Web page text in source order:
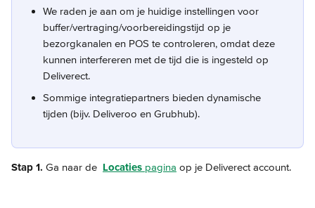
We raden je aan om je huidige instellingen voor
buffer/vertraging/voorbereidingstijd op je
bezorgkanalen en POS te controleren, omdat deze
kunnen interfereren met de tijd die is ingesteld op
Deliverect.
Sommige integratiepartners bieden dynamische
tijden (bijv. Deliveroo en Grubhub).
Stap 1. Ga naar de Locaties pagina op je Deliverect account.